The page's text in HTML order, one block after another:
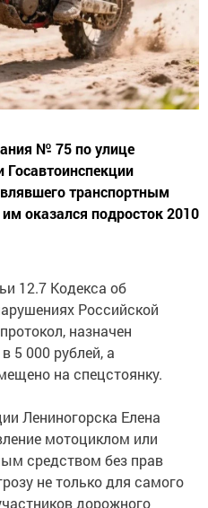
№ 75 по улице
транспортным
оказался подросток 2010
12.7 Кодекса об
Российской
назначен
5 000 рублей, а
на спецстоянку.
Лениногорска Елена
мотоциклом или
средством без прав
не только для самого
дорожного